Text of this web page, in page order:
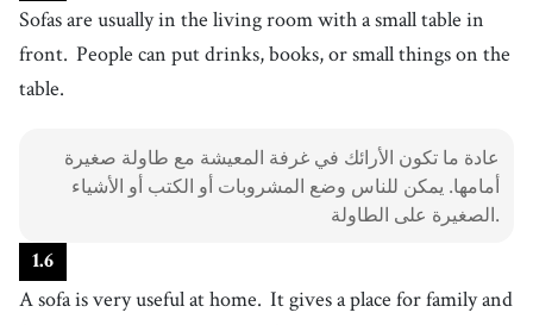
27.relax[ v]/rɪˈlæks/
يسترخي
Sofas are usually in the living room with a small table in
front. People can put drinks, books, or small things on the
table.
عادة ما تكون الأرائك في غرفة المعيشة مع طاولة صغيرة
أمامها. يمكن للناس وضع المشروبات أو الكتب أو الأشياء
الصغيرة على الطاولة.
1.6
A sofa is very useful at home. It gives a place for family and